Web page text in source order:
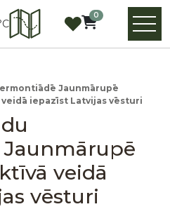
0
Jaunmārupē
iepazīst Latvijas vēsturi
veidā
vēsturi